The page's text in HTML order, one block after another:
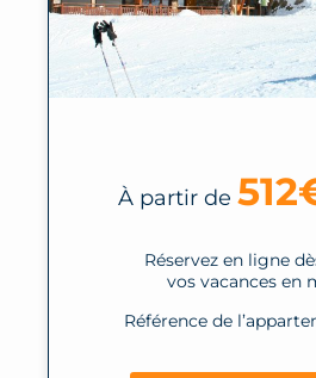
À partir de
Réservez en ligne
vos vacances en
Référence de